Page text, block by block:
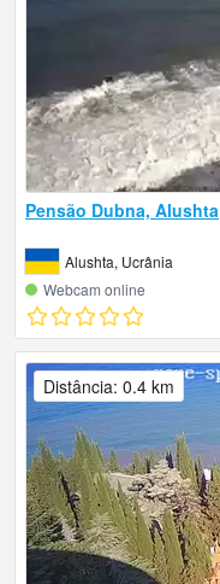
Pensão Dubna, Alushta
Alushta, Ucrânia
Webcam online
Distância: 0.4 km